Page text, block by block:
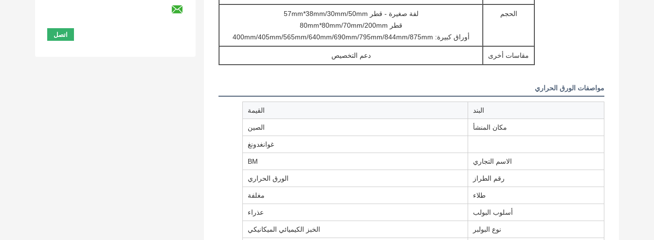
الحجم
لفة صغيرة - قطر 57mm*38mm/30mm/50mm
قطر 80mm*80mm/70mm/200mm
أوراق كبيرة: 400mm/405mm/565mm/640mm/690mm/795mm/844mm/875mm
مقاسات أخرى دعم التخصيص
مواصفات الورق الحراري
البند القيمة
مكان المنشأ الصين
غوانغدونغ
الاسم التجاري BM
رقم الطراز الورق الحراري
طلاء مغلفة
أسلوب البولب عذراء
نوع البولبر الخبز الكيميائي الميكانيكي